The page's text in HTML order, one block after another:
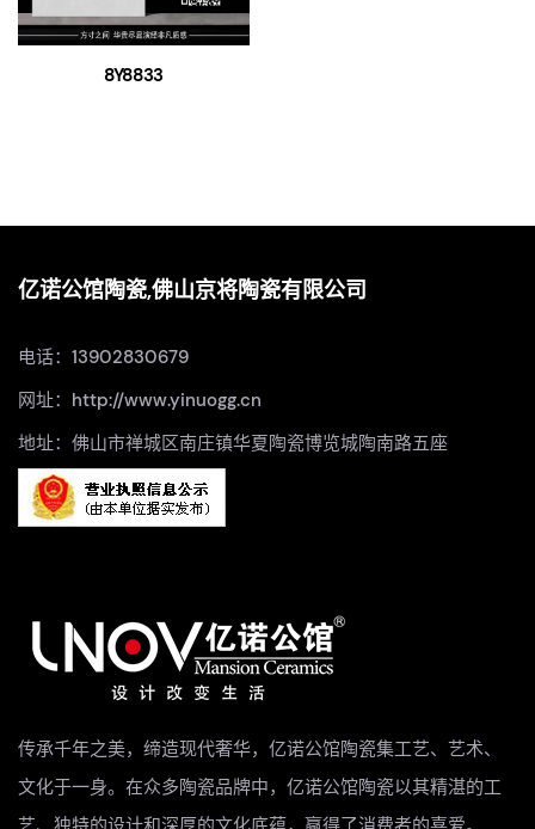
8Y8833
亿诺公馆陶瓷,佛山京将陶瓷有限公司
电话：13902830679
网址：http://www.yinuogg.cn
地址：佛山市禅城区南庄镇华夏陶瓷博览城陶南路五座
传承千年之美，缔造现代奢华，亿诺公馆陶瓷集工艺、艺术、
文化于一身。在众多陶瓷品牌中，亿诺公馆陶瓷以其精湛的工